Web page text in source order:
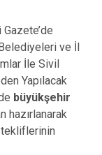
ve İl
İle Sivil
Yapılacak
büyükşehir
hazırlanarak
tekliflerinin